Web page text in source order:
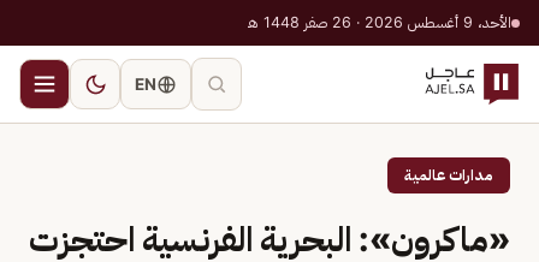
الأحد، 9 أغسطس 2026 · 26 صفر 1448 هـ
EN
مدارات عالمية
«ماكرون»: البحرية الفرنسية احتجزت